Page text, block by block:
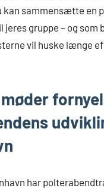
kan sammensætte en
gruppe – og som
vil huske længe
har